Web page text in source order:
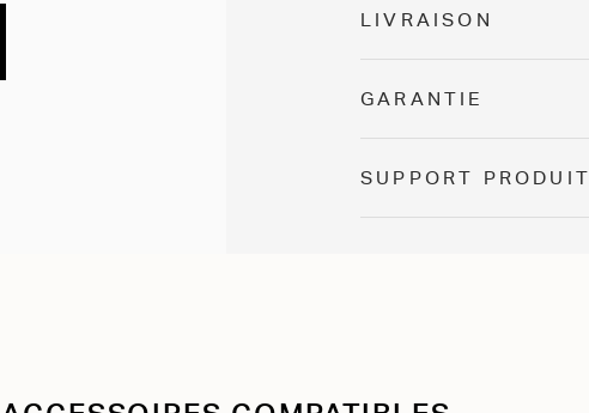
LIVRAISON
GARANTIE
SUPPORT PRODUIT